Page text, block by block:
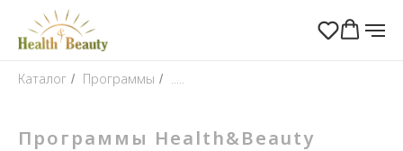
Каталог / Программы / .....
Программы Health&Beauty